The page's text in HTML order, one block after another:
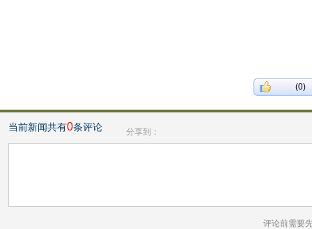
(0)
当前新闻共有0条评论 分享到：
评论前需要